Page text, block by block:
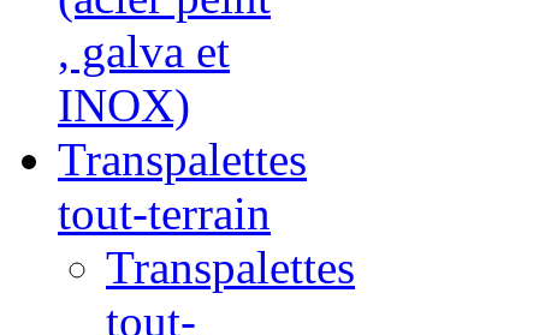
, galva et
INOX)
Transpalettes
tout-terrain
Transpalettes
tout-